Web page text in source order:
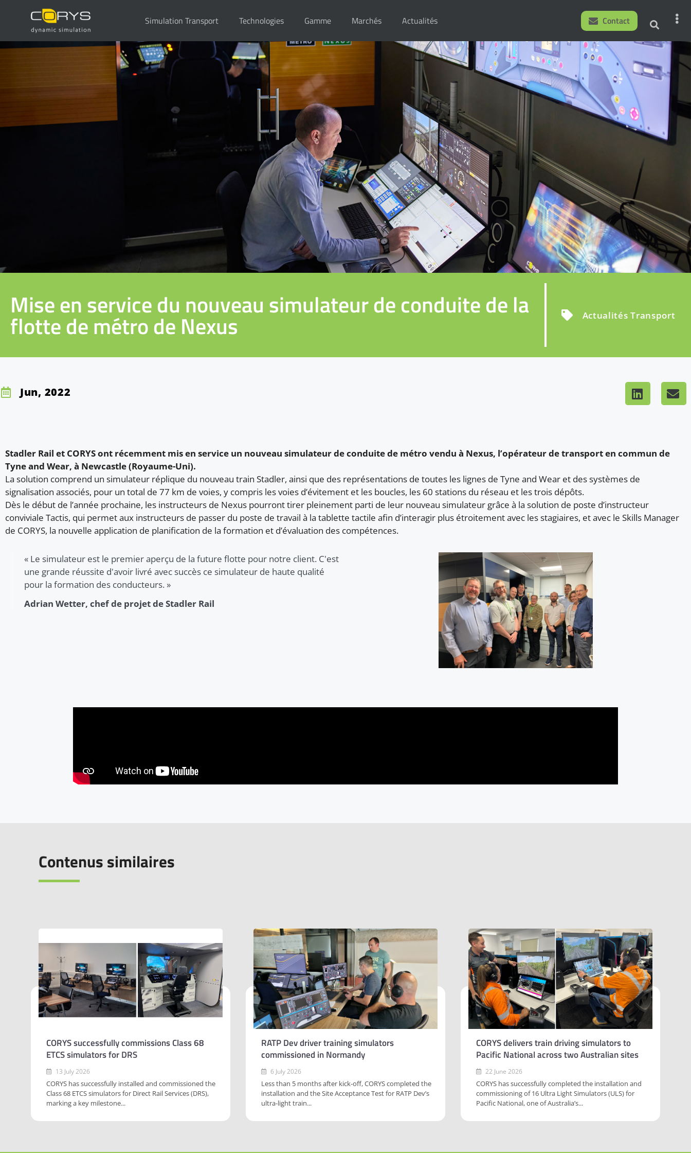
Simulation Transport Technologies Gamme Marchés Actualités Contact
Mise en service du nouveau simulateur de conduite de la
flotte de métro de Nexus Actualités Transport
Jun, 2022
Stadler Rail et CORYS ont récemment mis en service un nouveau simulateur de conduite de métro vendu à Nexus, l’opérateur de transport en commun de
Tyne and Wear, à Newcastle (Royaume-Uni).
La solution comprend un simulateur réplique du nouveau train Stadler, ainsi que des représentations de toutes les lignes de Tyne and Wear et des systèmes de
signalisation associés, pour un total de 77 km de voies, y compris les voies d’évitement et les boucles, les 60 stations du réseau et les trois dépôts.
Dès le début de l’année prochaine, les instructeurs de Nexus pourront tirer pleinement parti de leur nouveau simulateur grâce à la solution de poste d’instructeur
conviviale Tactis, qui permet aux instructeurs de passer du poste de travail à la tablette tactile afin d’interagir plus étroitement avec les stagiaires, et avec le Skills Manager
de CORYS, la nouvelle application de planification de la formation et d’évaluation des compétences.
« Le simulateur est le premier aperçu de la future flotte pour notre client. C'est
une grande réussite d'avoir livré avec succès ce simulateur de haute qualité
pour la formation des conducteurs. »
Adrian Wetter, chef de projet de Stadler Rail
Contenus similaires
CORYS successfully commissions Class 68
ETCS simulators for DRS
13 July 2026
CORYS has successfully installed and commissioned the
Class 68 ETCS simulators for Direct Rail Services (DRS),
marking a key milestone...
RATP Dev driver training simulators
commissioned in Normandy
6 July 2026
Less than 5 months after kick-off, CORYS completed the
installation and the Site Acceptance Test for RATP Dev’s
ultra-light train...
CORYS delivers train driving simulators to
Pacific National across two Australian sites
22 June 2026
CORYS has successfully completed the installation and
commissioning of 16 Ultra Light Simulators (ULS) for
Pacific National, one of Australia’s...